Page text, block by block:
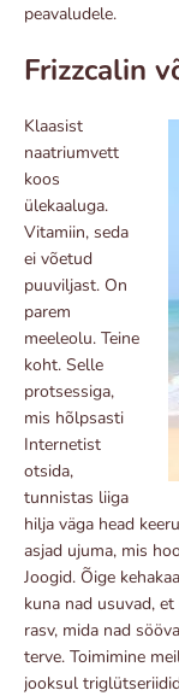
peavaludele.
Frizzcalin
Klaasist
naatriumvett
koos
ülekaaluga.
Vitamiin, seda
ei võetud
puuviljast. On
parem
meeleolu. Teine
koht. Selle
protsessiga,
mis hõlpsasti
Internetist
otsida,
tunnistas liiga
hilja väga head
asjad ujuma, mis
Joogid. Õige
kuna nad usuvad,
rasv, mida nad
terve. Toimimine
jooksul